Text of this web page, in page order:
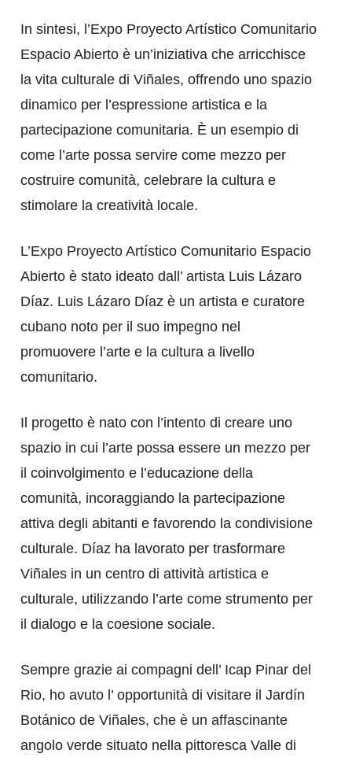
In sintesi, l’Expo Proyecto Artístico Comunitario
Espacio Abierto è un’iniziativa che arricchisce
la vita culturale di Viñales, offrendo uno spazio
dinamico per l’espressione artistica e la
partecipazione comunitaria. È un esempio di
come l’arte possa servire come mezzo per
costruire comunità, celebrare la cultura e
stimolare la creatività locale.
L’Expo Proyecto Artístico Comunitario Espacio
Abierto è stato ideato dall’ artista Luis Lázaro
Díaz. Luis Lázaro Díaz è un artista e curatore
cubano noto per il suo impegno nel
promuovere l’arte e la cultura a livello
comunitario.
Il progetto è nato con l’intento di creare uno
spazio in cui l’arte possa essere un mezzo per
il coinvolgimento e l’educazione della
comunità, incoraggiando la partecipazione
attiva degli abitanti e favorendo la condivisione
culturale. Díaz ha lavorato per trasformare
Viñales in un centro di attività artistica e
culturale, utilizzando l’arte come strumento per
il dialogo e la coesione sociale.
Sempre grazie ai compagni dell’ Icap Pinar del
Rio, ho avuto l’ opportunità di visitare il Jardín
Botánico de Viñales, che è un affascinante
angolo verde situato nella pittoresca Valle di